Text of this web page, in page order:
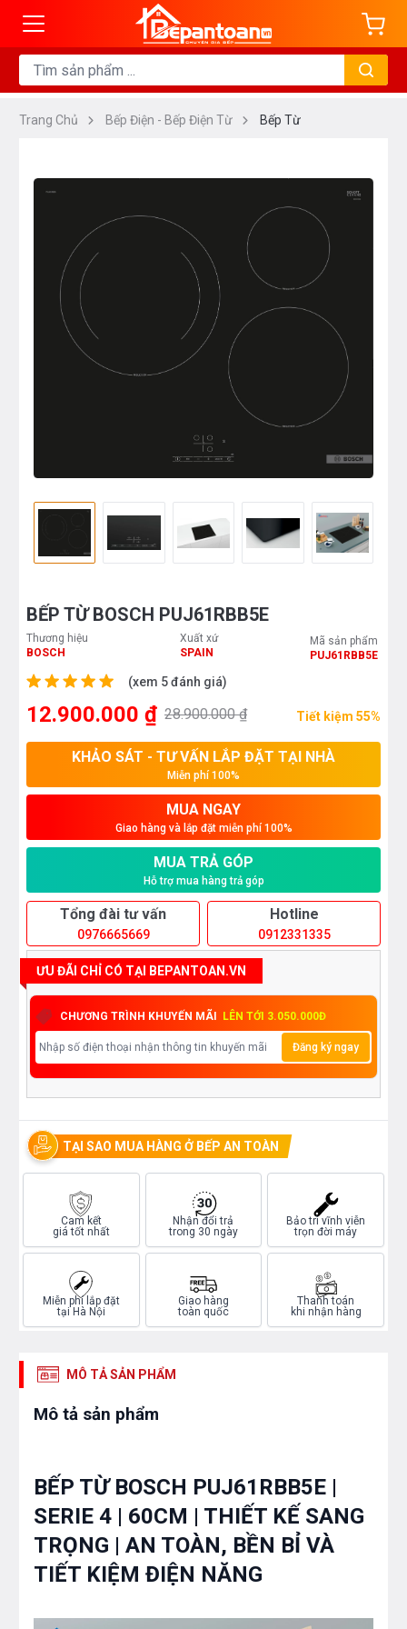
Trang Chủ Bếp Điện - Bếp Điện Từ Bếp Từ
BẾP TỪ BOSCH PUJ61RBB5E
Thương hiệu
BOSCH
Xuất xứ
SPAIN
Mã sản phẩm
PUJ61RBB5E
(xem 5 đánh giá)
12.900.000 ₫ 28.900.000 ₫ Tiết kiệm 55%
KHẢO SÁT - TƯ VẤN LẮP ĐẶT TẠI NHÀ
Miễn phí 100%
MUA NGAY
Giao hàng và lắp đặt miễn phí 100%
MUA TRẢ GÓP
Hỗ trợ mua hàng trả góp
Tổng đài tư vấn
0976665669
Hotline
0912331335
ƯU ĐÃI CHỈ CÓ TẠI BEPANTOAN.VN
CHƯƠNG TRÌNH KHUYẾN MÃI LÊN TỚI 3.050.000Đ
Đăng ký ngay
TẠI SAO MUA HÀNG Ở BẾP AN TOÀN
Cam kết
giá tốt nhất
Nhận đổi trả
trong 30 ngày
Bảo trì vĩnh viễn
trọn đời máy
Miễn phí lắp đặt
tại Hà Nội
Giao hàng
toàn quốc
Thanh toán
khi nhận hàng
MÔ TẢ SẢN PHẨM
Mô tả sản phẩm
BẾP TỪ BOSCH PUJ61RBB5E |
SERIE 4 | 60CM | THIẾT KẾ SANG
TRỌNG | AN TOÀN, BỀN BỈ VÀ
TIẾT KIỆM ĐIỆN NĂNG